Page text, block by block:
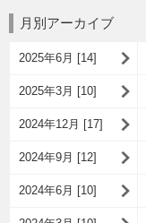
月別アーカイブ
2025年6月 [14]
2025年3月 [10]
2024年12月 [17]
2024年9月 [12]
2024年6月 [10]